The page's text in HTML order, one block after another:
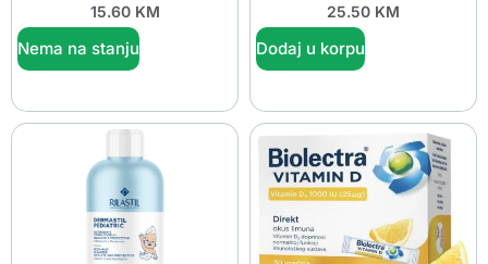
15.60 KM
Nema na stanju
25.50 KM
Dodaj u korpu